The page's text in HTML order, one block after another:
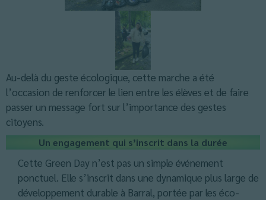
Au-delà du geste écologique, cette marche a été
l’occasion de renforcer le lien entre les élèves et de faire
passer un message fort sur l’importance des gestes
citoyens.
Un engagement qui s’inscrit dans la durée
Cette Green Day n’est pas un simple événement
ponctuel. Elle s’inscrit dans une dynamique plus large de
développement durable à Barral, portée par les éco-